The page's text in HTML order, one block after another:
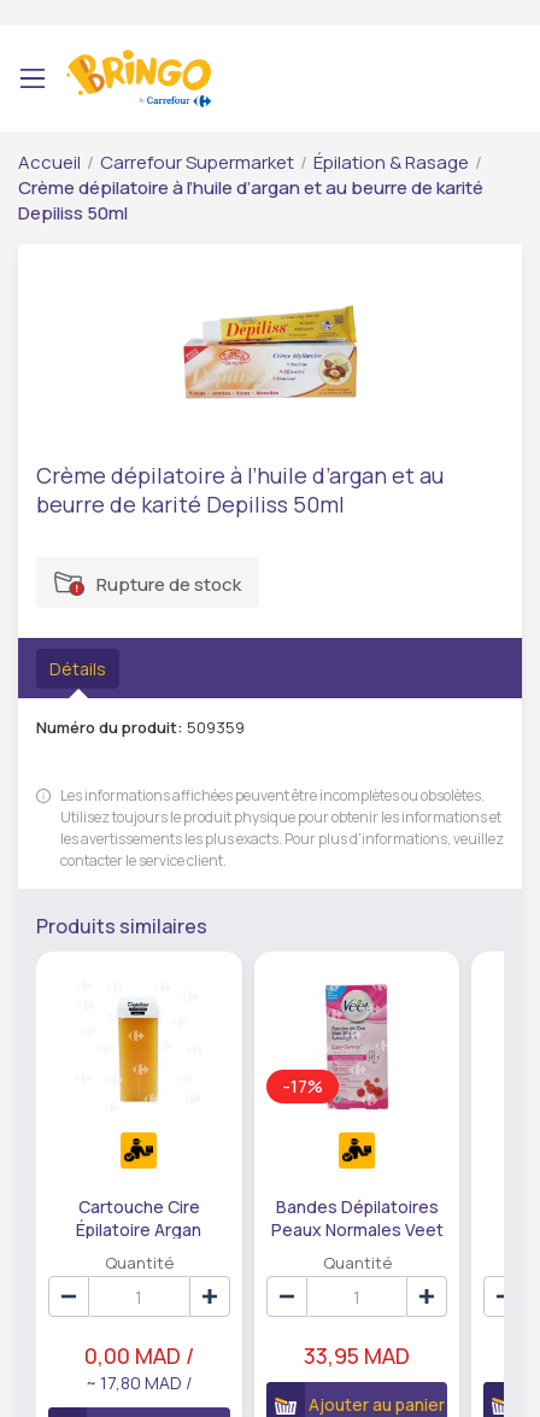
Accueil / Carrefour Supermarket / Épilation & Rasage /
Crème dépilatoire à l’huile d’argan et au beurre de karité
Depiliss 50ml
Crème dépilatoire à l’huile d’argan et au
beurre de karité Depiliss 50ml
Rupture de stock
Détails
Numéro du produit: 509359
Les informations affichées peuvent être incomplètes ou obsolètes.
Utilisez toujours le produit physique pour obtenir les informations et
les avertissements les plus exacts. Pour plus d'informations, veuillez
contacter le service client.
Produits similaires
Cartouche Cire
Épilatoire Argan
Depiliss 100ml
Quantité
0,00 MAD /
~ 17,80 MAD /
-17%
Bandes Dépilatoires
Peaux Normales Veet
10 feuilles
Quantité
33,95 MAD
Ajouter au panier